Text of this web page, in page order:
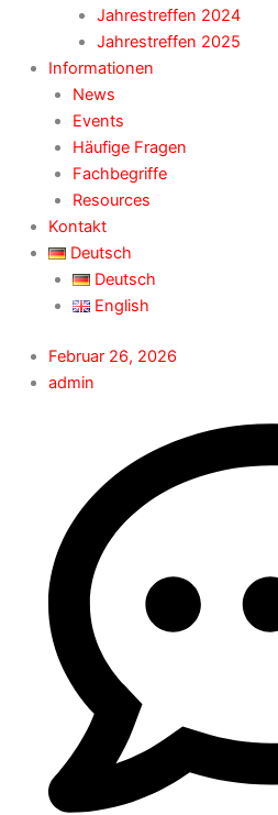
Jahrestreffen 2024
Jahrestreffen 2025
Informationen
News
Events
Häufige Fragen
Fachbegriffe
Resources
Kontakt
Deutsch
Deutsch
English
Februar 26, 2026
admin